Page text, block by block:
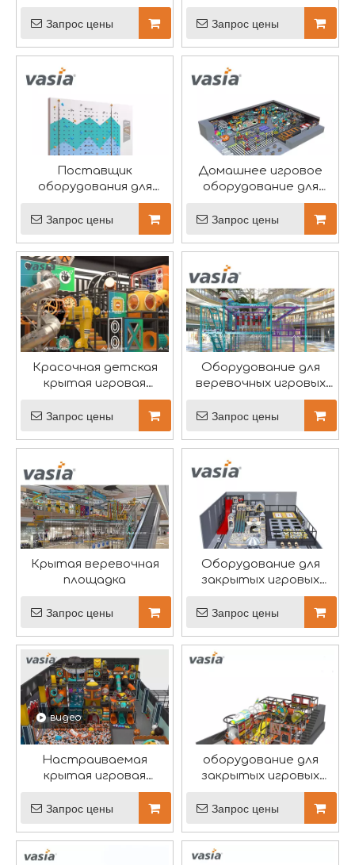
Вася принимает участие в фестивале лодок-драконов
В ярком гобелене китайской культуры Фестиваль
О развлечениях Huaxia
Huaxia Amusement Co., Ltd., также известная как
2024 РАППА ЭКСПО-Вася
В этом году мы будем участвовать в российской
Запрос цены Запрос цены
Поставщик
оборудования для
крытых игровых
площадок
Запрос цены
Домашнее игровое
оборудование для
Запрос цены
Красочная детская
крытая игровая
площадка Commercial-
Vasia
Запрос цены
Оборудование для
веревочных игровых
Запрос цены
Крытая веревочная
площадка
Запрос цены
Оборудование для
закрытых игровых
площадок США
Запрос цены
видео
Настраиваемая
крытая игровая
площадка на батуте-
Вася
Запрос цены
оборудование для
закрытых игровых
площадок vs1-17a-51
Запрос цены